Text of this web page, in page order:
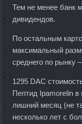
Тем не менее банк
дивидендов.
По остальным
максимальный
среднего по
1295 DAC
Пептид Ipamorelin в
лишний месяц (не
несколько лет с